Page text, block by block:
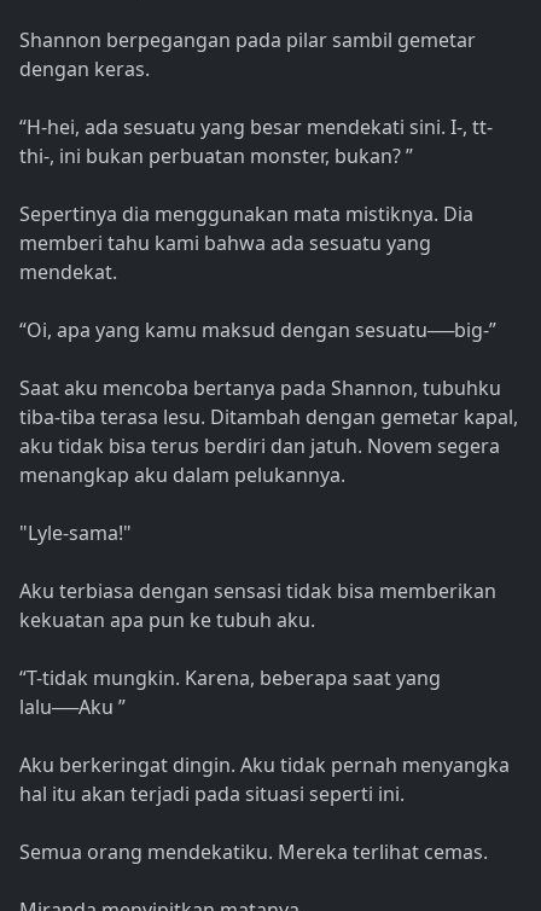
Shannon berpegangan pada pilar sambil gemetar
dengan keras.
“H-hei, ada sesuatu yang besar mendekati sini. I-, tt-
thi-, ini bukan perbuatan monster, bukan? ”
Sepertinya dia menggunakan mata mistiknya. Dia
memberi tahu kami bahwa ada sesuatu yang
mendekat.
“Oi, apa yang kamu maksud dengan sesuatu──big-”
Saat aku mencoba bertanya pada Shannon, tubuhku
tiba-tiba terasa lesu. Ditambah dengan gemetar kapal,
aku tidak bisa terus berdiri dan jatuh. Novem segera
menangkap aku dalam pelukannya.
"Lyle-sama!"
Aku terbiasa dengan sensasi tidak bisa memberikan
kekuatan apa pun ke tubuh aku.
“T-tidak mungkin. Karena, beberapa saat yang
lalu──Aku ”
Aku berkeringat dingin. Aku tidak pernah menyangka
hal itu akan terjadi pada situasi seperti ini.
Semua orang mendekatiku. Mereka terlihat cemas.